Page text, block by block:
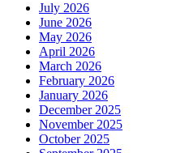
July 2026
June 2026
May 2026
April 2026
March 2026
February 2026
January 2026
December 2025
November 2025
October 2025